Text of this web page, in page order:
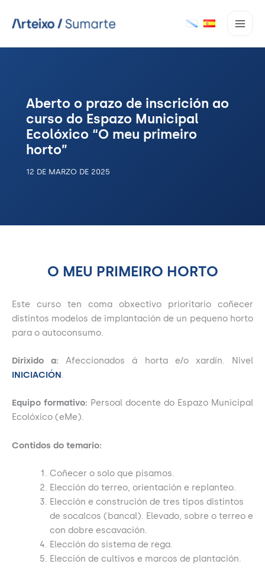
Aberto o prazo de inscrición ao
curso do Espazo Municipal
Ecolóxico “O meu primeiro
horto”
12 DE MARZO DE 2025
O MEU PRIMEIRO HORTO
Este curso ten coma obxectivo prioritario coñecer
distintos modelos de implantación de un pequeno horto
para o autoconsumo.
Dirixido a:Afeccionados á horta e/o xardín. Nivel
INICIACIÓN.
Equipo formativo: Persoal docente do Espazo Municipal
Ecolóxico (eMe).
Contidos do temario:
Coñecer o solo que pisamos.
Elección do terreo, orientación e replanteo.
Elección e construción de tres tipos distintos
de socalcos (bancal). Elevado, sobre o terreo e
con dobre escavación.
Elección do sistema de rega.
Elección de cultivos e marcos de plantación.